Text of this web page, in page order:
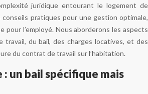
juridique entourant le logement de
pratiques pour une gestion optimale,
pour l’employé. Nous aborderons les aspects
du bail, des charges locatives, et des
du contrat de travail sur l’habitation.
un bail spécifique mais